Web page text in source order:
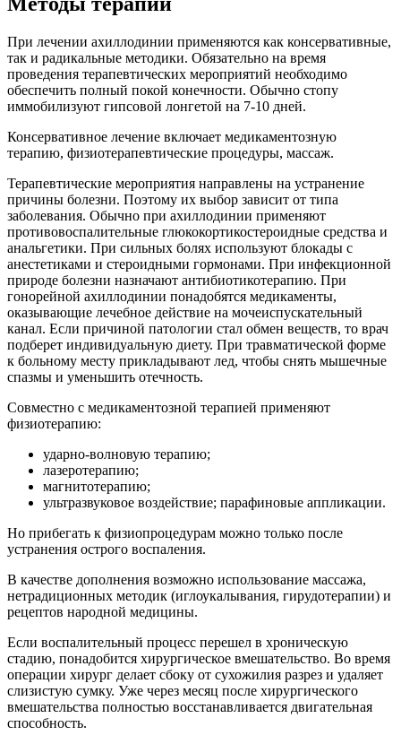
При лечении ахиллодинии применяются как консервативные,
так и радикальные методики. Обязательно на время
проведения терапевтических мероприятий необходимо
обеспечить полный покой конечности. Обычно стопу
иммобилизуют гипсовой лонгетой на 7-10 дней.
Консервативное лечение включает медикаментозную
терапию, физиотерапевтические процедуры, массаж.
Терапевтические мероприятия направлены на устранение
причины болезни. Поэтому их выбор зависит от типа
заболевания. Обычно при ахиллодинии применяют
противовоспалительные глюкокортикостероидные средства и
анальгетики. При сильных болях используют блокады с
анестетиками и стероидными гормонами. При инфекционной
природе болезни назначают антибиотикотерапию. При
гонорейной ахиллодинии понадобятся медикаменты,
оказывающие лечебное действие на мочеиспускательный
канал. Если причиной патологии стал обмен веществ, то врач
подберет индивидуальную диету. При травматической форме
к больному месту прикладывают лед, чтобы снять мышечные
спазмы и уменьшить отечность.
Совместно с медикаментозной терапией применяют
физиотерапию:
ударно-волновую терапию;
лазеротерапию;
магнитотерапию;
ультразвуковое воздействие; парафиновые аппликации.
Но прибегать к физиопроцедурам можно только после
устранения острого воспаления.
В качестве дополнения возможно использование массажа,
нетрадиционных методик (иглоукалывания, гирудотерапии) и
рецептов народной медицины.
Если воспалительный процесс перешел в хроническую
стадию, понадобится хирургическое вмешательство. Во время
операции хирург делает сбоку от сухожилия разрез и удаляет
слизистую сумку. Уже через месяц после хирургического
вмешательства полностью восстанавливается двигательная
способность.